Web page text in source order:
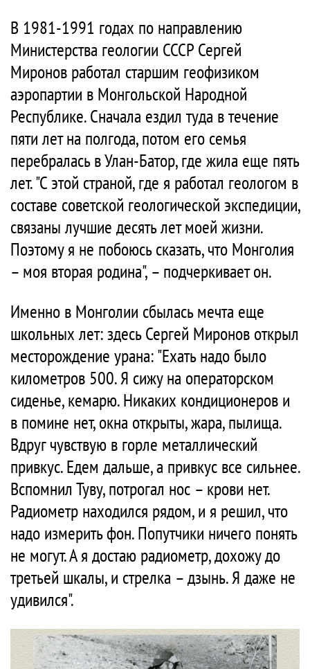
В 1981-1991 годах по направлению
Министерства геологии СССР Сергей
Миронов работал старшим геофизиком
аэропартии в Монгольской Народной
Республике. Сначала ездил туда в течение
пяти лет на полгода, потом его семья
перебралась в Улан-Батор, где жила еще пять
лет. "С этой страной, где я работал геологом в
составе советской геологической экспедиции,
связаны лучшие десять лет моей жизни.
Поэтому я не побоюсь сказать, что Монголия
– моя вторая родина", – подчеркивает он.
Именно в Монголии сбылась мечта еще
школьных лет: здесь Сергей Миронов открыл
месторождение урана: "Ехать надо было
километров 500. Я сижу на операторском
сиденье, кемарю. Никаких кондиционеров и
в помине нет, окна открыты, жара, пылища.
Вдруг чувствую в горле металлический
привкус. Едем дальше, а привкус все сильнее.
Вспомнил Туву, потрогал нос – крови нет.
Радиометр находился рядом, и я решил, что
надо измерить фон. Попутчики ничего понять
не могут. А я достаю радиометр, дохожу до
третьей шкалы, и стрелка – дзынь. Я даже не
удивился".